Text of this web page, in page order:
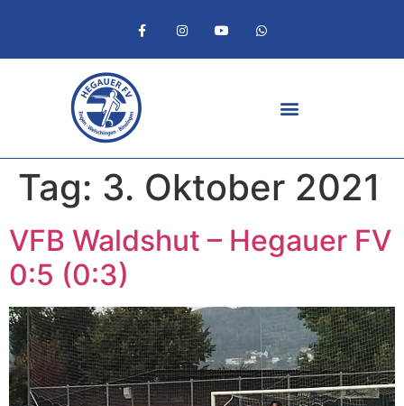
Tag: 3. Oktober 2021
VFB Waldshut – Hegauer FV
0:5 (0:3)